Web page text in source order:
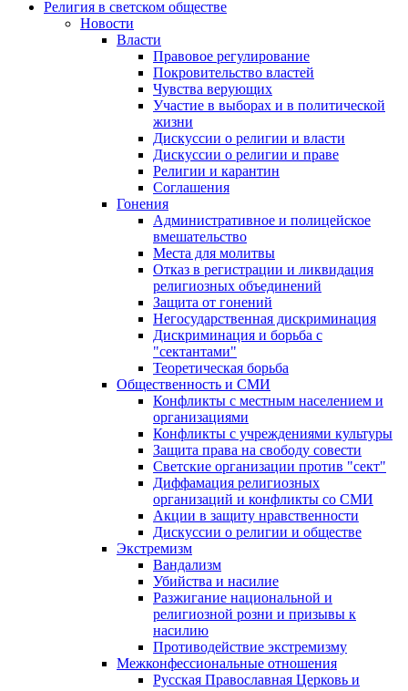
Религия в светском обществе
Новости
Власти
Правовое регулирование
Покровительство властей
Чувства верующих
Участие в выборах и в политической
жизни
Дискуссии о религии и власти
Дискуссии о религии и праве
Религии и карантин
Соглашения
Гонения
Административное и полицейское
вмешательство
Места для молитвы
Отказ в регистрации и ликвидация
религиозных объединений
Защита от гонений
Негосударственная дискриминация
Дискриминация и борьба с
"сектантами"
Теоретическая борьба
Общественность и СМИ
Конфликты с местным населением и
организациями
Конфликты с учреждениями культуры
Защита права на свободу совести
Светские организации против "сект"
Диффамация религиозных
организаций и конфликты со СМИ
Акции в защиту нравственности
Дискуссии о религии и обществе
Экстремизм
Вандализм
Убийства и насилие
Разжигание национальной и
религиозной розни и призывы к
насилию
Противодействие экстремизму
Межконфессиональные отношения
Русская Православная Церковь и